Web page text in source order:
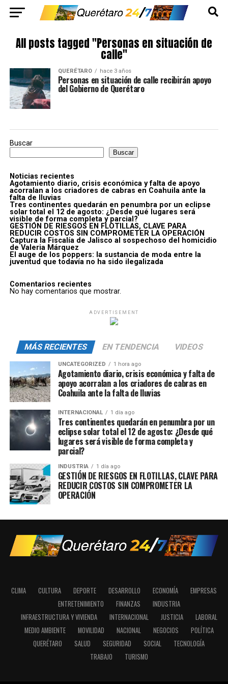
All posts tagged "Personas en situación de
calle"
QUERÉTARO hace 3 años
Personas en situación de calle recibirán apoyo
del Gobierno de Querétaro
Buscar
Buscar
Noticias recientes
Agotamiento diario, crisis económica y falta de apoyo
acorralan a los criadores de cabras en Coahuila ante la
falta de lluvias
Tres continentes quedarán en penumbra por un eclipse
solar total el 12 de agosto: ¿Desde qué lugares será
visible de forma completa y parcial?
GESTIÓN DE RIESGOS EN FLOTILLAS, CLAVE PARA
REDUCIR COSTOS SIN COMPROMETER LA OPERACIÓN
Captura la Fiscalía de Jalisco al sospechoso del homicidio
de Valeria Márquez
El auge de los poppers: la sustancia de moda entre la
juventud que todavía no ha sido ilegalizada
Comentarios recientes
No hay comentarios que mostrar.
ADVERTISEMENT
MÁS RECIENTES EN TENDENCIA VIDEOS
UNCATEGORIZED 1 hora ago
Agotamiento diario, crisis económica y falta de
apoyo acorralan a los criadores de cabras en
Coahuila ante la falta de lluvias
INTERNACIONAL 1 día ago
Tres continentes quedarán en penumbra por un
eclipse solar total el 12 de agosto: ¿Desde qué
lugares será visible de forma completa y
parcial?
INDUSTRIA 1 día ago
GESTIÓN DE RIESGOS EN FLOTILLAS, CLAVE PARA
REDUCIR COSTOS SIN COMPROMETER LA
OPERACIÓN
CLIMA CULTURA DEPORTE DESARROLLO ECONOMÍA
EMPRESAS
ENTRETENIMIENTO
FINANZAS
INDUSTRIA
INFRAESTRUCTURA Y VIVIENDA
INTERNACIONAL JUSTICIA
LABORAL
MEDIO AMBIENTE
MOVILIDAD NACIONAL NEGOCIOS
POLÍTICA
QUERÉTARO
SALUD SEGURIDAD SOCIAL
TECNOLOGÍA
TRABAJO
TURISMO